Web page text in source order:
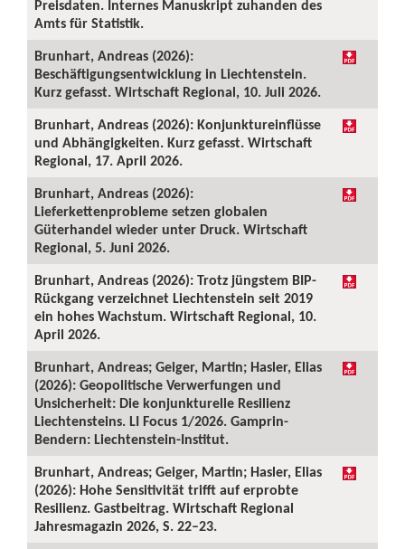
Preisdaten. Internes Manuskript zuhanden des
Amts für Statistik.
Brunhart, Andreas (2026):
Beschäftigungsentwicklung in Liechtenstein.
Kurz gefasst. Wirtschaft Regional, 10. Juli 2026.
Brunhart, Andreas (2026): Konjunktureinflüsse
und Abhängigkeiten. Kurz gefasst. Wirtschaft
Regional, 17. April 2026.
Brunhart, Andreas (2026):
Lieferkettenprobleme setzen globalen
Güterhandel wieder unter Druck. Wirtschaft
Regional, 5. Juni 2026.
Brunhart, Andreas (2026): Trotz jüngstem BIP-
Rückgang verzeichnet Liechtenstein seit 2019
ein hohes Wachstum. Wirtschaft Regional, 10.
April 2026.
Brunhart, Andreas; Geiger, Martin; Hasler, Elias
(2026): Geopolitische Verwerfungen und
Unsicherheit: Die konjunkturelle Resilienz
Liechtensteins. LI Focus 1/2026. Gamprin-
Bendern: Liechtenstein-Institut.
Brunhart, Andreas; Geiger, Martin; Hasler, Elias
(2026): Hohe Sensitivität trifft auf erprobte
Resilienz. Gastbeitrag. Wirtschaft Regional
Jahresmagazin 2026, S. 22–23.